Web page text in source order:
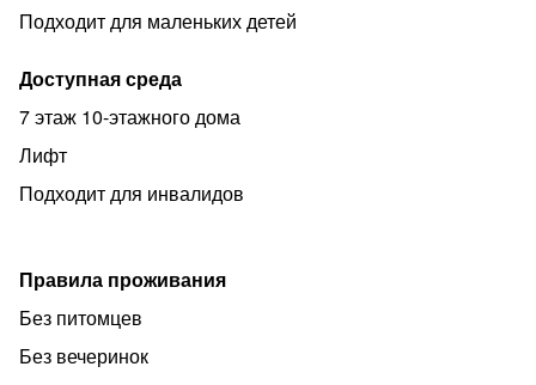
Подходит для маленьких детей
Доступная среда
7 этаж 10-этажного дома
Лифт
Подходит для инвалидов
Правила проживания
Без питомцев
Без вечеринок